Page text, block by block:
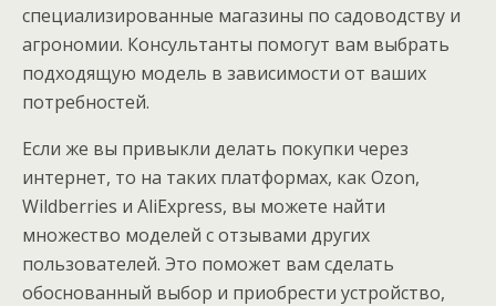
специализированные магазины по садоводству и
агрономии. Консультанты помогут вам выбрать
подходящую модель в зависимости от ваших
потребностей.
Если же вы привыкли делать покупки через
интернет, то на таких платформах, как Ozon,
Wildberries и AliExpress, вы можете найти
множество моделей с отзывами других
пользователей. Это поможет вам сделать
обоснованный выбор и приобрести устройство,